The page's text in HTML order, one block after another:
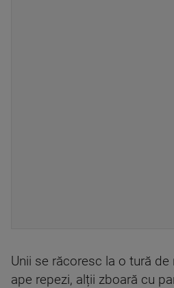
Unii se răcoresc la o tură
ape repezi, alții zboară cu